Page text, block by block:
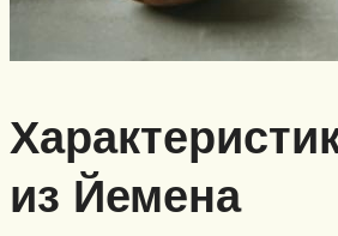
из Йемена